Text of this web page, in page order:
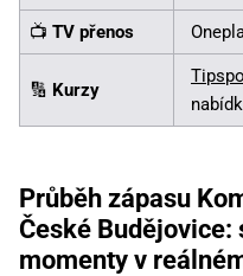
📺 TV přenos
🔢 Kurzy
Průběh zápasu
České
momenty v